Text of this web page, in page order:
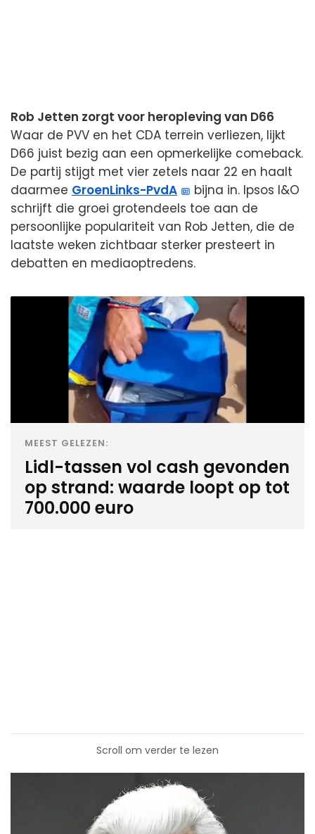
Rob Jetten zorgt voor heropleving van D66
Waar de PVV en het CDA terrein verliezen, lijkt
D66 juist bezig aan een opmerkelijke comeback.
De partij stijgt met vier zetels naar 22 en haalt
daarmee GroenLinks-PvdA
bijna in. Ipsos I&O
schrijft die groei grotendeels toe aan de
persoonlijke populariteit van Rob Jetten, die de
laatste weken zichtbaar sterker presteert in
debatten en mediaoptredens.
MEEST GELEZEN:
Lidl-tassen vol cash gevonden
op strand: waarde loopt op tot
700.000 euro
Scroll om verder te lezen